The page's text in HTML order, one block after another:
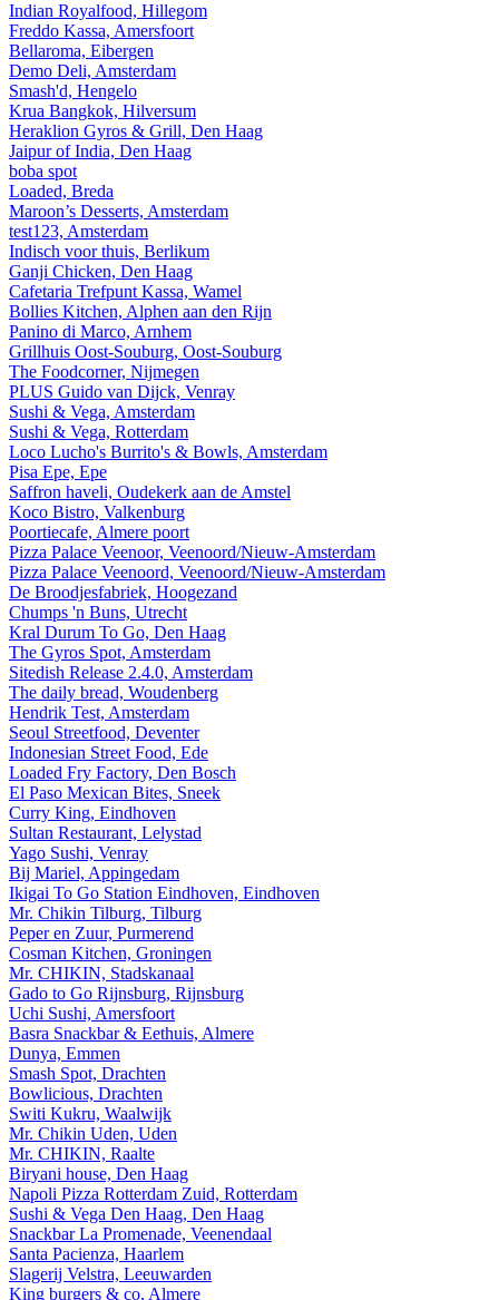
Indian Royalfood, Hillegom
Freddo Kassa, Amersfoort
Bellaroma, Eibergen
Demo Deli, Amsterdam
Smash'd, Hengelo
Krua Bangkok, Hilversum
Heraklion Gyros & Grill, Den Haag
Jaipur of India, Den Haag
boba spot
Loaded, Breda
Maroon’s Desserts, Amsterdam
test123, Amsterdam
Indisch voor thuis, Berlikum
Ganji Chicken, Den Haag
Cafetaria Trefpunt Kassa, Wamel
Bollies Kitchen, Alphen aan den Rijn
Panino di Marco, Arnhem
Grillhuis Oost-Souburg, Oost-Souburg
The Foodcorner, Nijmegen
PLUS Guido van Dijck, Venray
Sushi & Vega, Amsterdam
Sushi & Vega, Rotterdam
Loco Lucho's Burrito's & Bowls, Amsterdam
Pisa Epe, Epe
Saffron haveli, Oudekerk aan de Amstel
Koco Bistro, Valkenburg
Poortiecafe, Almere poort
Pizza Palace Veenoor, Veenoord/Nieuw-Amsterdam
Pizza Palace Veenoord, Veenoord/Nieuw-Amsterdam
De Broodjesfabriek, Hoogezand
Chumps 'n Buns, Utrecht
Kral Durum To Go, Den Haag
The Gyros Spot, Amsterdam
Sitedish Release 2.4.0, Amsterdam
The daily bread, Woudenberg
Hendrik Test, Amsterdam
Seoul Streetfood, Deventer
Indonesian Street Food, Ede
Loaded Fry Factory, Den Bosch
El Paso Mexican Bites, Sneek
Curry King, Eindhoven
Sultan Restaurant, Lelystad
Yago Sushi, Venray
Bij Mariel, Appingedam
Ikigai To Go Station Eindhoven, Eindhoven
Mr. Chikin Tilburg, Tilburg
Peper en Zuur, Purmerend
Cosman Kitchen, Groningen
Mr. CHIKIN, Stadskanaal
Gado to Go Rijnsburg, Rijnsburg
Uchi Sushi, Amersfoort
Basra Snackbar & Eethuis, Almere
Dunya, Emmen
Smash Spot, Drachten
Bowlicious, Drachten
Switi Kukru, Waalwijk
Mr. Chikin Uden, Uden
Mr. CHIKIN, Raalte
Biryani house, Den Haag
Napoli Pizza Rotterdam Zuid, Rotterdam
Sushi & Vega Den Haag, Den Haag
Snackbar La Promenade, Veenendaal
Santa Pacienza, Haarlem
Slagerij Velstra, Leeuwarden
King burgers & co, Almere